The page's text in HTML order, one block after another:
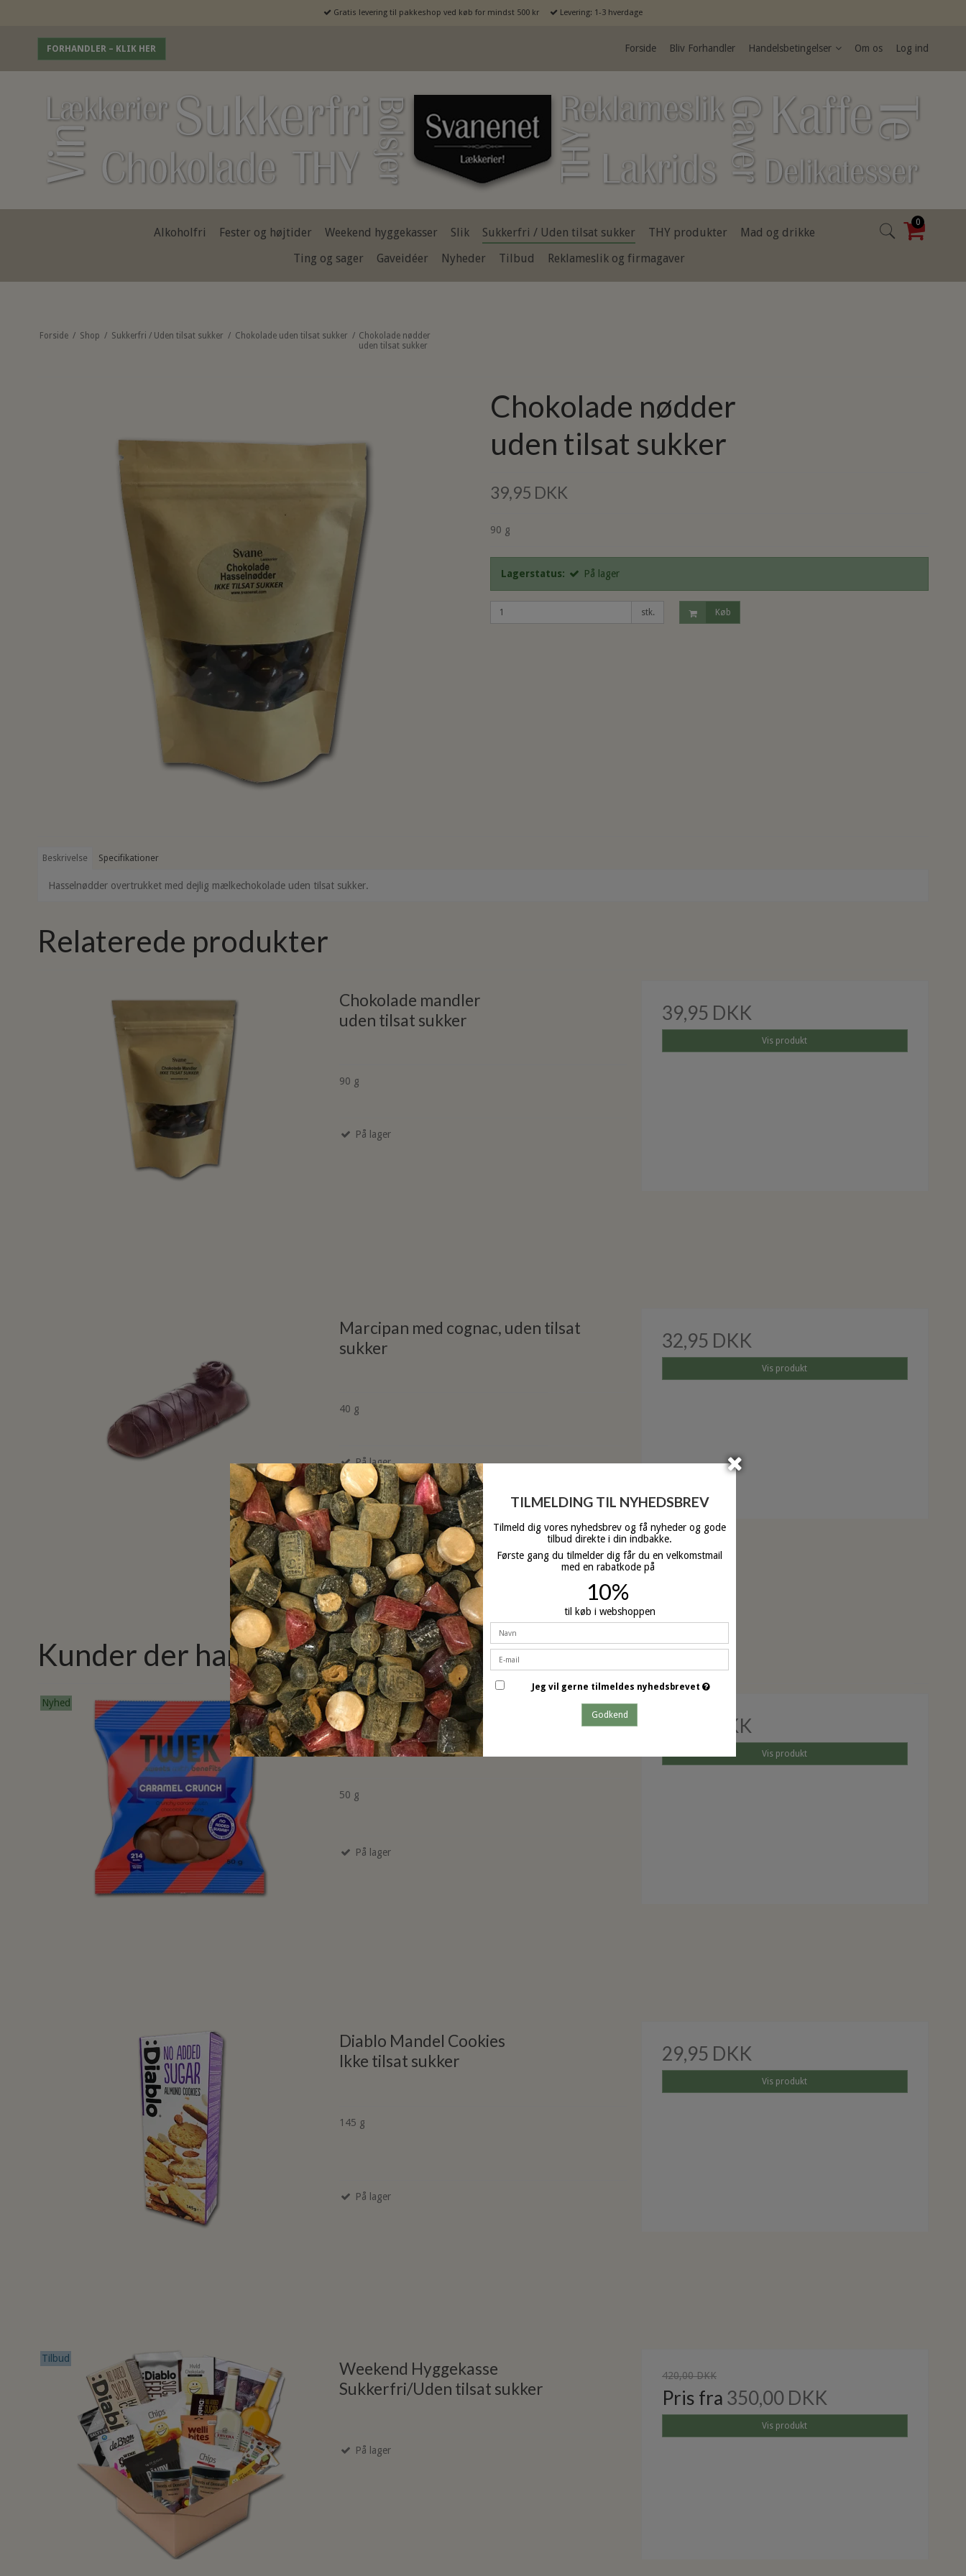
Gratis levering til pakkeshop ved køb for mindst 500 kr Levering: 1-3 hverdage
FORHANDLER – KLIK HER Forside Bliv Forhandler Handelsbetingelser Om os Log ind
0
Alkoholfri Fester og højtider Weekend hyggekasser Slik Sukkerfri / Uden tilsat sukker THY produkter
Mad og drikke
Ting og sager
Gaveidéer Nyheder Tilbud Reklameslik og firmagaver
Forside / Shop / Sukkerfri / Uden tilsat sukker / Chokolade uden tilsat sukker / Chokolade nødder
uden tilsat sukker
Chokolade nødder
uden tilsat sukker
39,95 DKK
90 g
Lagerstatus: På lager
stk. Køb
Beskrivelse Specifikationer
Hasselnødder overtrukket med dejlig mælkechokolade uden tilsat sukker.
Relaterede produkter
Chokolade mandler
uden tilsat sukker
90 g
På lager
39,95 DKK
Vis produkt
Marcipan med cognac, uden tilsat
sukker
40 g
På lager
32,95 DKK
Vis produkt
Kunder der har købt dette produkt har også købt
Nyhed
Tweek Caramel Crunch uden tilsat
sukker
50 g
På lager
24,95 DKK
Vis produkt
Diablo Mandel Cookies
Ikke tilsat sukker
145 g
På lager
29,95 DKK
Vis produkt
Tilbud
Weekend Hyggekasse
Sukkerfri/Uden tilsat sukker
På lager
420,00 DKK
Pris fra 350,00 DKK
Vis produkt
TILMELDING TIL NYHEDSBREV
Tilmeld dig vores nyhedsbrev og få nyheder og gode
tilbud direkte i din indbakke.
Første gang du tilmelder dig får du en velkomstmail
med en rabatkode på
10%
til køb i webshoppen
Jeg vil gerne tilmeldes nyhedsbrevet
Godkend